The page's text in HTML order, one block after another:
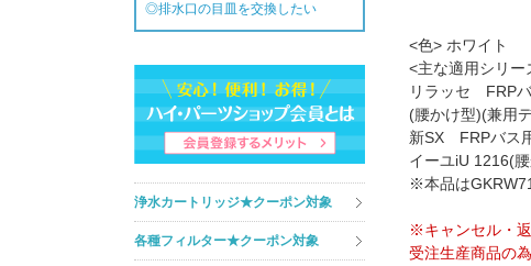
◎排水口の目皿を交換したい
浄水カートリッジ★クーポン対象
各種フィルター★クーポン対象
<色> ホワイト
<主な適用シリー
リラッセ FRP
(腰かけ型)(兼用
新SX FRPバス
イーユiU 1216(
※本品は
※キャンセル・
受注生産商品の